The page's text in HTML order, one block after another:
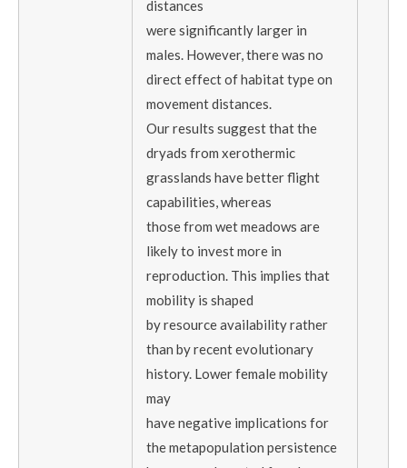
distances
were significantly larger in
males. However, there was no
direct effect of habitat type on
movement distances.
Our results suggest that the
dryads from xerothermic
grasslands have better flight
capabilities, whereas
those from wet meadows are
likely to invest more in
reproduction. This implies that
mobility is shaped
by resource availability rather
than by recent evolutionary
history. Lower female mobility
may
have negative implications for
the metapopulation persistence